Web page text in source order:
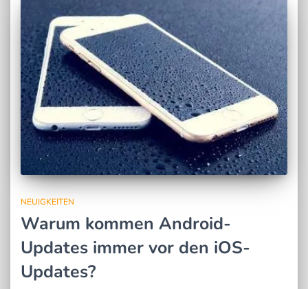
NEUIGKEITEN
Warum kommen Android-
Updates immer vor den iOS-
Updates?